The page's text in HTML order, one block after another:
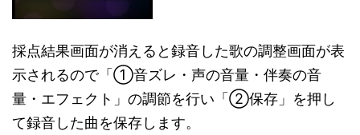
採点結果画面が消えると録音した歌の調整画面が表
示されるので「①音ズレ・声の音量・伴奏の音
量・エフェクト」の調節を行い「②保存」を押し
て録音した曲を保存します。